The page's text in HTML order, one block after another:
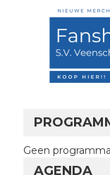
Geen
AGENDA